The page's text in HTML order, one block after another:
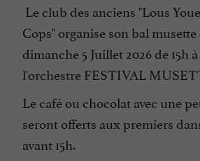
Le club des anciens "Lous
Cops" organise son bal
dimanche 5 Juillet 2026 de 15h
l'orchestre FESTIVAL
Le café ou chocolat avec une
seront offerts aux premiers
avant 15h.